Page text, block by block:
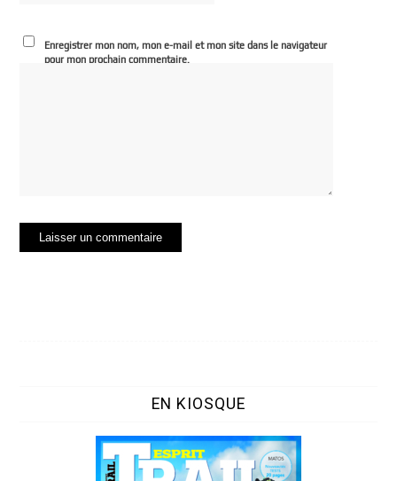
Enregistrer mon nom, mon e-mail et mon site dans le navigateur
pour mon prochain commentaire.
EN KIOSQUE